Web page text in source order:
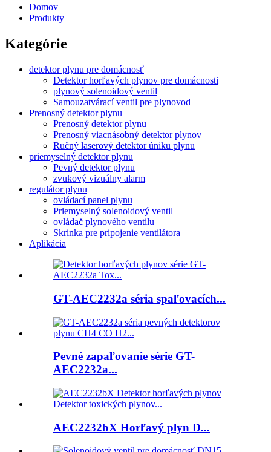
Domov
Produkty
Kategórie
detektor plynu pre domácnosť
Detektor horľavých plynov pre domácnosti
plynový solenoidový ventil
Samouzatvárací ventil pre plynovod
Prenosný detektor plynu
Prenosný detektor plynu
Prenosný viacnásobný detektor plynov
Ručný laserový detektor úniku plynu
priemyselný detektor plynu
Pevný detektor plynu
zvukový vizuálny alarm
regulátor plynu
ovládací panel plynu
Priemyselný solenoidový ventil
ovládač plynového ventilu
Skrinka pre pripojenie ventilátora
Aplikácia
GT-AEC2232a séria spaľovacích...
Pevné zapaľovanie série GT-
AEC2232a...
AEC2232bX Horľavý plyn D...